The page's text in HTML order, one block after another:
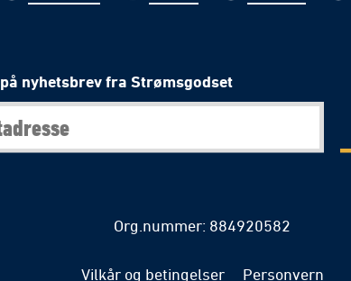
nyhetsbrev fra Strømsgodset
Org.nummer: 884920582
Vilkår og betingelser Personvern